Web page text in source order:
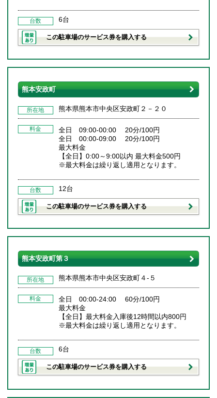
台数 6台
この駐車場のサービス券を購入する
熊本安政町
所在地 熊本県熊本市中央区安政町２－２０
料金
全日 09:00-00:00 20分/100円
全日 00:00-09:00 20分/100円
最大料金
【全日】0:00～9:00以内 最大料金500円
※最大料金は繰り返し適用となります。
台数 12台
この駐車場のサービス券を購入する
熊本安政町第３
所在地 熊本県熊本市中央区安政町４‐５
料金
全日 00:00-24:00 60分/100円
最大料金
【全日】最大料金入庫後12時間以内800円
※最大料金は繰り返し適用となります。
台数 6台
この駐車場のサービス券を購入する